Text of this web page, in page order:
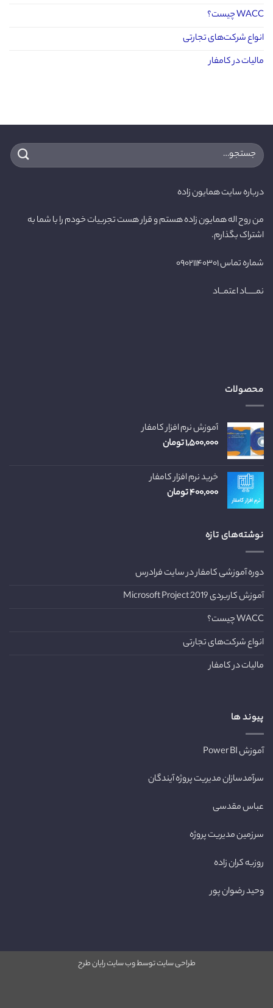
WACC چیست؟
انواع شرکت‌های تجارتی
مالیات در کامفار
جستجو
برای:
درباره سایت همایون زاده
من روح اله همایون زاده هستم و قرار هست تجربیات خودم را با شما به
اشتراک بگذارم.
شماره تماس ۰۹۰۲۱۱۴۰۳۰۱
نمـــــاد اعتمــاد
محصولات
آموزش نرم افزار کامفار
۱,۵۰۰,۰۰۰تومان
خرید نرم افزار کامفار
۴۰۰,۰۰۰تومان
نوشته‌های تازه
دوره آموزشی کامفار در سایت فرادرس
آموزش کاربردی Microsoft Project 2019
WACC چیست؟
انواع شرکت‌های تجارتی
مالیات در کامفار
پیوند ها
آموزش Power BI
سرآمدسازان مدیریت پروژه آیندگان
عباس مقدسی
سرزمین مدیریت پروژه
روزبه کران زاده
وحید رضوان پور
طراحی سایت توسطوب سایت رایان طرح